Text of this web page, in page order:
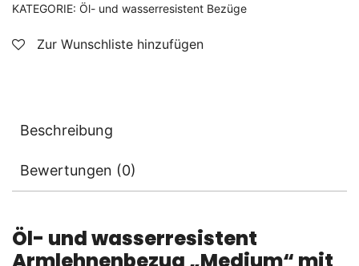
KATEGORIE: Öl- und wasserresistent Bezüge
Zur Wunschliste hinzufügen
Beschreibung
Bewertungen (0)
Öl- und wasserresistent
Armlehnenbezug „Medium“ mit